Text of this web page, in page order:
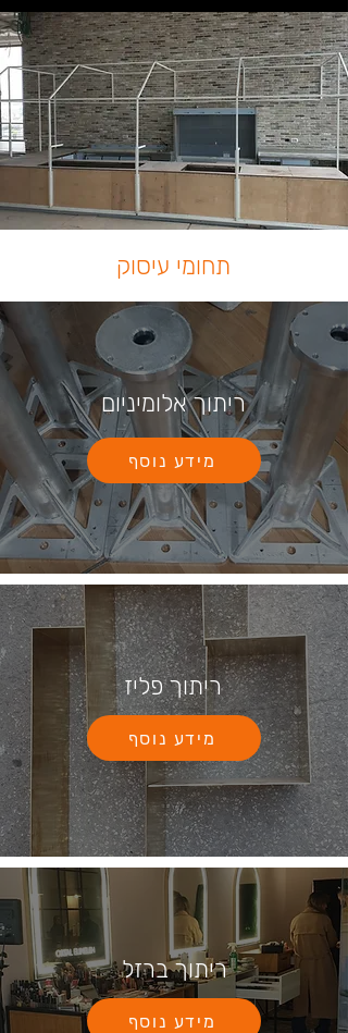
תחומי עיסוק
ריתוך אלומיניום
מידע נוסף
ריתוך פליז
מידע נוסף
ריתוך ברזל
מידע נוסף